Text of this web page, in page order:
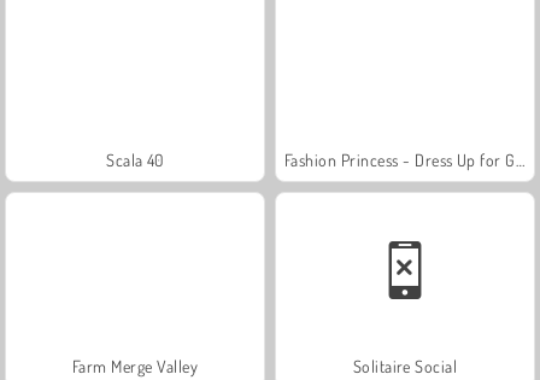
Scala 40
Farm Merge Valley Solitaire Social